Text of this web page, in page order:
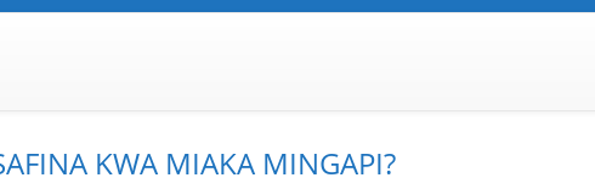
KWA MIAKA MINGAPI?